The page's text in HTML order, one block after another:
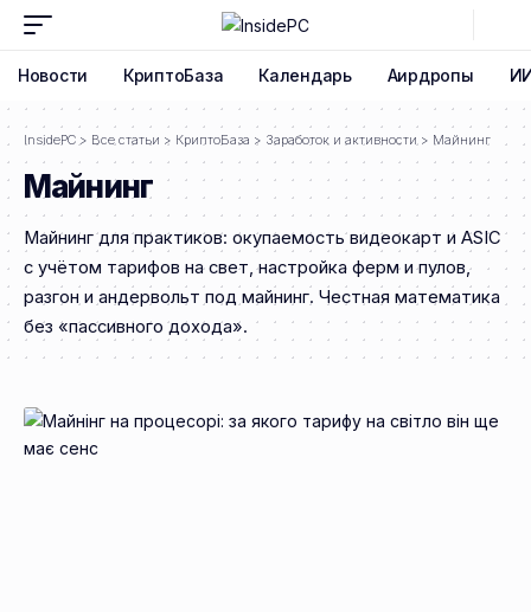
Новости КриптоБаза Календарь Аирдропы
InsidePC > Все статьи > КриптоБаза > Заработок и активности> Майнинг
Майнинг
Майнинг для практиков: окупаемость видеокарт и ASIC
с учётом тарифов на свет, настройка ферм и пулов,
разгон и андервольт под майнинг. Честная математика
без «пассивного дохода».